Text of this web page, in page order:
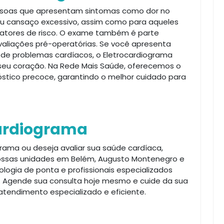
que apresentam sintomas como dor no
excessivo, assim como para aqueles
de risco. O exame também é parte
pré-operatórias. Se você apresenta
problemas cardíacos, o Eletrocardiograma
coração. Na Rede Mais Saúde, oferecemos o
precoce, garantindo o melhor cuidado para
ou deseja avaliar sua saúde cardíaca,
unidades em Belém, Augusto Montenegro e
de ponta e profissionais especializados
sua consulta hoje mesmo e cuide da sua
especializado e eficiente.